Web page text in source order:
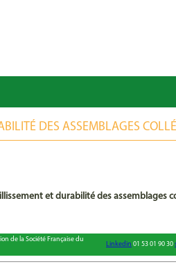
DES ASSEMBLAGES
et durabilité des assemblages
de la Société Française du
Linkedin 01 53 01 90 30